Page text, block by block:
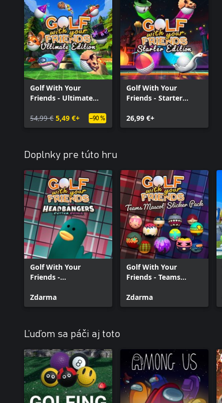
Golf With Your
Friends - Ultimate
54,99 € 5,49 €+ –90 %
Golf With Your
Friends - Starter
26,99 €+
Doplnky pre túto hru
Golf With Your
Friends -
Zdarma
Golf With Your
Friends - Teams
Zdarma
Ľuďom sa páči aj toto